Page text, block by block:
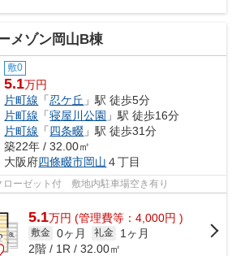
メゾン岡山B棟
敷0
5.1万円
片町線 「忍ケ丘 」駅 徒歩5分
片町線 「寝屋川公園 」駅 徒歩16分
片町線 「四条畷 」駅 徒歩31分
築22年 / 32.00㎡
大阪府四條畷市岡山 ４丁目
ローゼット付 敷地内駐車場空き有り
5.1万円 (管理費等：4,000円 )
敷金 0ヶ月 礼金
1ヶ月
2階 / 1R / 32.00㎡